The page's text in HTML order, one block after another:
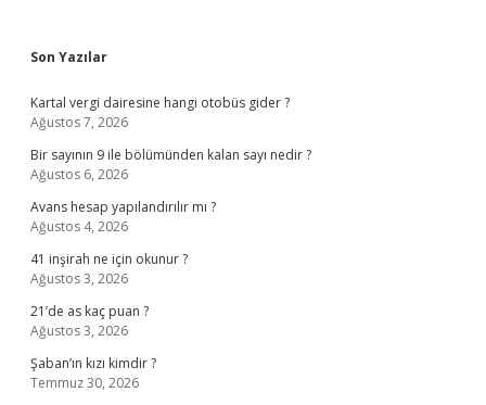
Sidebar
Son Yazılar
Kartal vergi dairesine hangi otobüs gider ?
Ağustos 7, 2026
Bir sayının 9 ile bölümünden kalan sayı nedir ?
Ağustos 6, 2026
Avans hesap yapılandırılır mı ?
Ağustos 4, 2026
41 inşirah ne için okunur ?
Ağustos 3, 2026
21’de as kaç puan ?
Ağustos 3, 2026
Şaban’ın kızı kimdir ?
Temmuz 30, 2026